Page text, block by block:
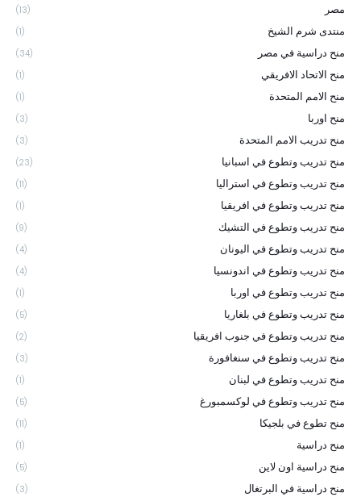
مصر (13)
منتدى شرم الشيخ (1)
منح دراسية في مصر (34)
منح الاتحاد الافريقي (1)
منح الامم المتحدة (1)
منح اوربا (3)
منح تدريب الامم المتحدة (3)
منح تدريب وتطوع في اسبانيا (23)
منح تدريب وتطوع في استراليا (11)
منح تدريب وتطوع في افريقيا (1)
منح تدريب وتطوع في التشيك (9)
منح تدريب وتطوع في اليونان (4)
منح تدريب وتطوع في اندونسيا (4)
منح تدريب وتطوع في اوربا (1)
منح تدريب وتطوع في بلغاريا (5)
منح تدريب وتطوع في جنوب افريقيا (2)
منح تدريب وتطوع في سنغافورة (3)
منح تدريب وتطوع في لبنان (1)
منح تدريب وتطوع في لوكسمبورغ (5)
منح تطوع في بلجيكا (11)
منح دراسية (1)
منح دراسية اون لاين (5)
منح دراسية في البرتغال (3)